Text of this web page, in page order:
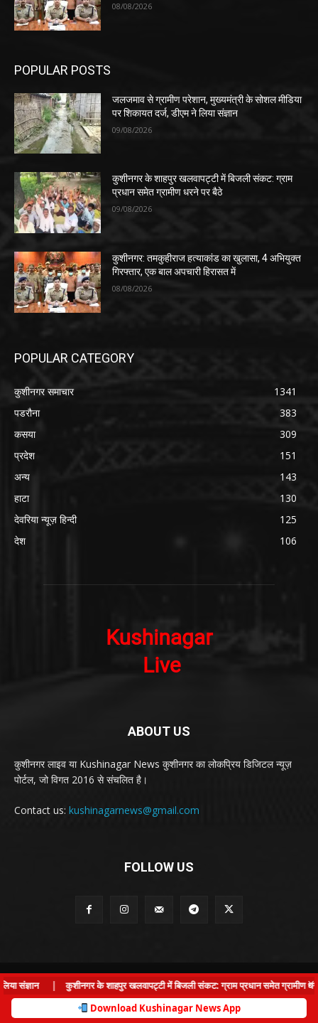
08/08/2026
POPULAR POSTS
जलजमाव से ग्रामीण परेशान, मुख्यमंत्री के सोशल मीडिया
पर शिकायत दर्ज, डीएम ने लिया संज्ञान
09/08/2026
कुशीनगर के शाहपुर खलवापट्टी में बिजली संकट: ग्राम
प्रधान समेत ग्रामीण धरने पर बैठे
09/08/2026
कुशीनगर: तमकुहीराज हत्याकांड का खुलासा, 4 अभियुक्त
गिरफ्तार, एक बाल अपचारी हिरासत में
08/08/2026
POPULAR CATEGORY
कुशीनगर समाचार
1341
पडरौना
383
कसया
309
प्रदेश
151
अन्य
143
हाटा
130
देवरिया न्यूज़ हिन्दी
125
देश
106
ABOUT US
कुशीनगर लाइव या Kushinagar News कुशीनगर का लोकप्रिय डिजिटल न्यूज़
पोर्टल, जो विगत 2016 से संचलित है।
Contact us: kushinagarnews@gmail.com
FOLLOW US
© Kushinagar Live - 2022
Home About us Privacy Policy Contact us
×
संज्ञान
कुशीनगर के शाहपुर खलवापट्टी में बिजली संकट: ग्राम प्रधान समेत ग्रामीण धरने
Download Kushinagar News App